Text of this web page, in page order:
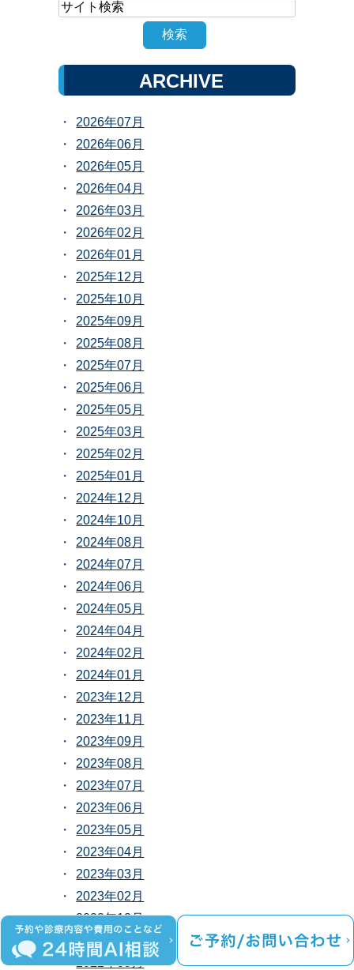
ARCHIVE
2026年07月
2026年06月
2026年05月
2026年04月
2026年03月
2026年02月
2026年01月
2025年12月
2025年10月
2025年09月
2025年08月
2025年07月
2025年06月
2025年05月
2025年03月
2025年02月
2025年01月
2024年12月
2024年10月
2024年08月
2024年07月
2024年06月
2024年05月
2024年04月
2024年02月
2024年01月
2023年12月
2023年11月
2023年09月
2023年08月
2023年07月
2023年06月
2023年05月
2023年04月
2023年03月
2023年02月
2022年12月
2022年10月
2022年09月